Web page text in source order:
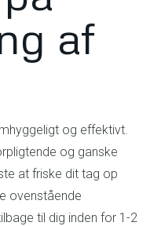
af
og effektivt.
og ganske
at friske dit tag op
ovenstående
til dig inden for 1-2